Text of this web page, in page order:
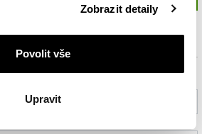
ochrany osobních údajů
Zobrazit detaily
Povolit vše
Upravit
na prodejně
město nebo konkrétní prodejnu